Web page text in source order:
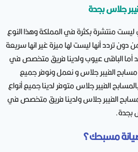
جلاس بجدة
منتشرة بكثرة في المملكة وهذا النوع
تردد أنها ليست لها ميزة غير انها سريعة
أما الباقى عيوب ولدينا فريق متخصص في
مسابح الفيبر جلاس و نعمل ونوفر جميع
الفيبر جلاس متوفر لدينا جميع أنواع
الفيبر جلاس ولدينا فريق متخصص في
بجدة.
مسبحك؟